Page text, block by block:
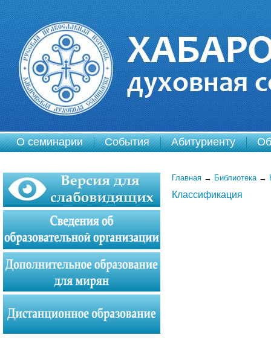
О семинарии События Абитуриенту
Главная → Библиотека →
Классификация